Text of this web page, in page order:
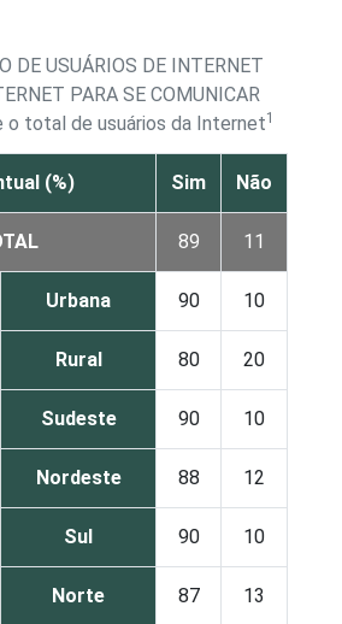
DE USUÁRIOS DE INTERNET
PARA SE COMUNICAR
o total de usuários da Internet1
(%) Sim Não
89 11
Urbana 90 10
Rural 80 20
Sudeste 90 10
Nordeste 88 12
Sul 90 10
Norte 87 13